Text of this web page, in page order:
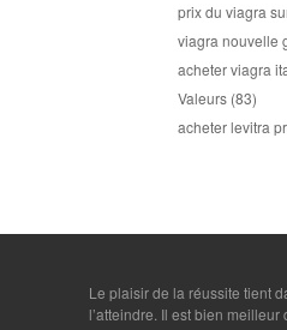
prix du viagra
viagra nouvelle
acheter viagra
Valeurs (83)
acheter levitra
Le plaisir de la réussite tient
l’atteindre. Il est bien meilleur